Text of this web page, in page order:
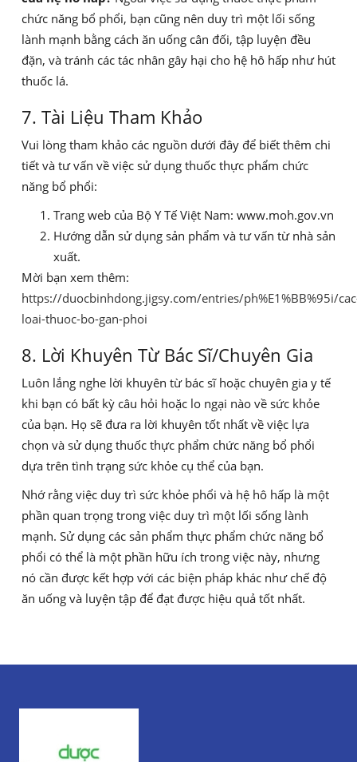
chức năng bổ phổi, bạn cũng nên duy trì một lối sống
lành mạnh bằng cách ăn uống cân đối, tập luyện đều
đặn, và tránh các tác nhân gây hại cho hệ hô hấp như hút
thuốc lá.
7. Tài Liệu Tham Khảo
Vui lòng tham khảo các nguồn dưới đây để biết thêm chi
tiết và tư vấn về việc sử dụng thuốc thực phẩm chức
năng bổ phổi:
Trang web của Bộ Y Tế Việt Nam: www.moh.gov.vn
Hướng dẫn sử dụng sản phẩm và tư vấn từ nhà sản
xuất.
Mời bạn xem thêm:
https://duocbinhdong.jigsy.com/entries/ph%E1%BB%95i/
loai-thuoc-bo-gan-phoi
8. Lời Khuyên Từ Bác Sĩ/Chuyên Gia
Luôn lắng nghe lời khuyên từ bác sĩ hoặc chuyên gia y tế
khi bạn có bất kỳ câu hỏi hoặc lo ngại nào về sức khỏe
của bạn. Họ sẽ đưa ra lời khuyên tốt nhất về việc lựa
chọn và sử dụng thuốc thực phẩm chức năng bổ phổi
dựa trên tình trạng sức khỏe cụ thể của bạn.
Nhớ rằng việc duy trì sức khỏe phổi và hệ hô hấp là một
phần quan trọng trong việc duy trì một lối sống lành
mạnh. Sử dụng các sản phẩm thực phẩm chức năng bổ
phổi có thể là một phần hữu ích trong việc này, nhưng
nó cần được kết hợp với các biện pháp khác như chế độ
ăn uống và luyện tập để đạt được hiệu quả tốt nhất.